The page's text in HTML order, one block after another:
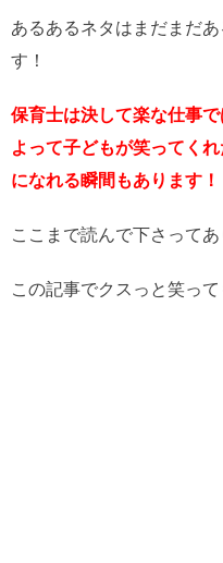
あるあるネタはまだまだ
す！
保育士は決して楽な仕事
よって子どもが笑ってく
になれる瞬間もあります！
ここまで読んで下さって
この記事でクスっと笑っ